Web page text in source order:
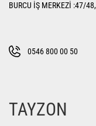
BURCU İŞ MERKEZİ :47/
0546 800 00 50
TAYZON